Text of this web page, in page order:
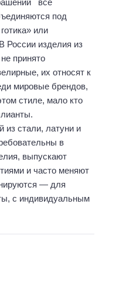
все
под
или
России изделия из
принято
их относят к
мировые брендов,
стиле, мало кто
из стали, латуни и
в
выпускают
и часто меняют
— для
с индивидуальным